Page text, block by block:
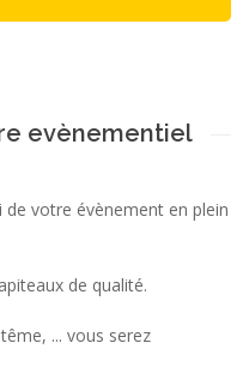
evènementiel
de votre évènement en plein
de qualité.
... vous serez